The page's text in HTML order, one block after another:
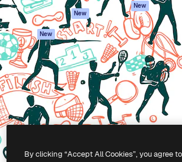
MCP para
Claude/ChatGPT
New
Agentes New
API
App móvel
Todas as
ferramentas
Originais New
Política de cookies
Central de
confiabilidade
Afiliados
Empresas
Todos os direitos reservados.
By clicking “Accept All Cookies”, you agree